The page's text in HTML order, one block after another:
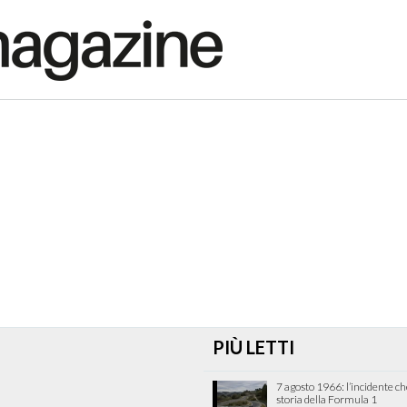
PIÙ LETTI
7 agosto 1966: l’incidente
storia della Formula 1